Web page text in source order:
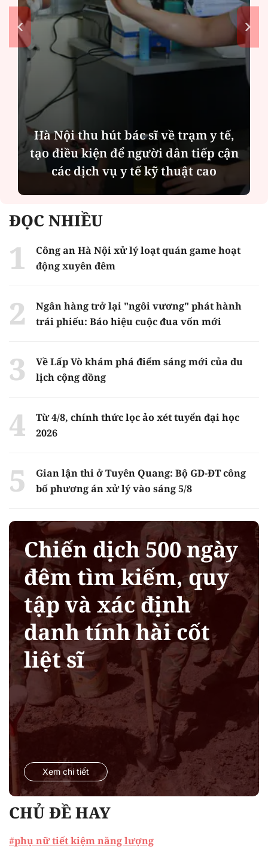
Hà Nội thu hút bác sĩ về trạm y tế,
tạo điều kiện để người dân tiếp cận
các dịch vụ y tế kỹ thuật cao
ĐỌC NHIỀU
Công an Hà Nội xử lý loạt quán game hoạt
động xuyên đêm
Ngân hàng trở lại "ngôi vương" phát hành
trái phiếu: Báo hiệu cuộc đua vốn mới
Về Lấp Vò khám phá điểm sáng mới của du
lịch cộng đồng
Từ 4/8, chính thức lọc ảo xét tuyển đại học
2026
Gian lận thi ở Tuyên Quang: Bộ GD-ĐT công
bố phương án xử lý vào sáng 5/8
Chiến dịch 500 ngày
đêm tìm kiếm, quy
tập và xác định
danh tính hài cốt
liệt sĩ
Xem chi tiết
CHỦ ĐỀ HAY
#phụ nữ tiết kiệm năng lượng